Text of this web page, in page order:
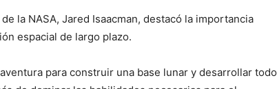
la NASA, Jared Isaacman, destacó la importancia
espacial de largo plazo.
para construir una base lunar y desarrollar todo